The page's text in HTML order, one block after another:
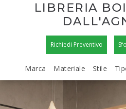
LIBRERIA
Richiedi Preventivo
Marca Materiale Stile